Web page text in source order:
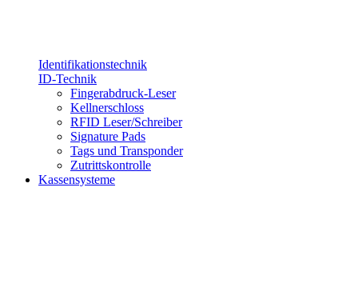
Identifikationstechnik
ID-Technik
Fingerabdruck-Leser
Kellnerschloss
RFID Leser/Schreiber
Signature Pads
Tags und Transponder
Zutrittskontrolle
Kassensysteme